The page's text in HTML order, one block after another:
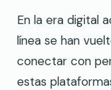
En la era digital
línea se han
conectar con
estas